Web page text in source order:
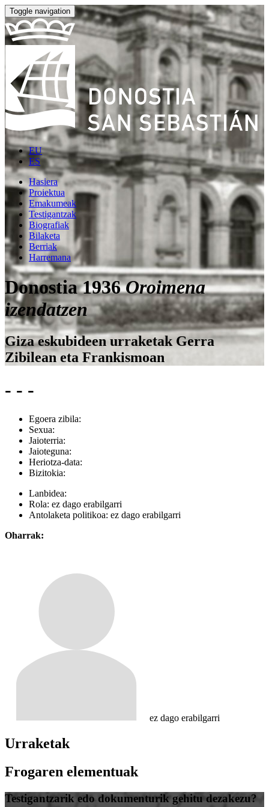
Toggle navigation
EU
ES
Hasiera
Proiektua
Emakumeak
Testigantzak
Biografiak
Bilaketa
Berriak
Harremana
Donostia 1936Oroimena
izendatzen
Giza eskubideen urraketak Gerra
Zibilean eta Frankismoan
- - -
Egoera zibila:
Sexua:
Jaioterria:
Jaioteguna:
Heriotza-data:
Bizitokia:
Lanbidea:
Rola: ez dago erabilgarri
Antolaketa politikoa: ez dago erabilgarri
Oharrak:
ez dago erabilgarri
Urraketak
Frogaren elementuak
Testigantzarik edo dokumenturik gehitu dezakezu?